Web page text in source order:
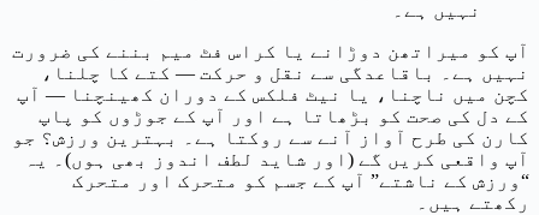
نہیں ہے۔
آپ کو میراتھن دوڑانے یا کراس فٹ میم بننے کی ضرورت
نہیں ہے۔ باقاعدگی سے نقل و حرکت — کتے کا چلنا،
کچن میں ناچنا، یا نیٹ فلکس کے دوران کھینچنا — آپ
کے دل کی صحت کو بڑھاتا ہے اور آپ کے جوڑوں کو پاپ
کارن کی طرح آواز آنے سے روکتا ہے۔ بہترین ورزش؟ جو
آپ واقعی کریں گے (اور شاید لطف اندوز بھی ہوں)۔ یہ
“ورزش کے ناشتے” آپ کے جسم کو متحرک اور متحرک
رکھتے ہیں۔